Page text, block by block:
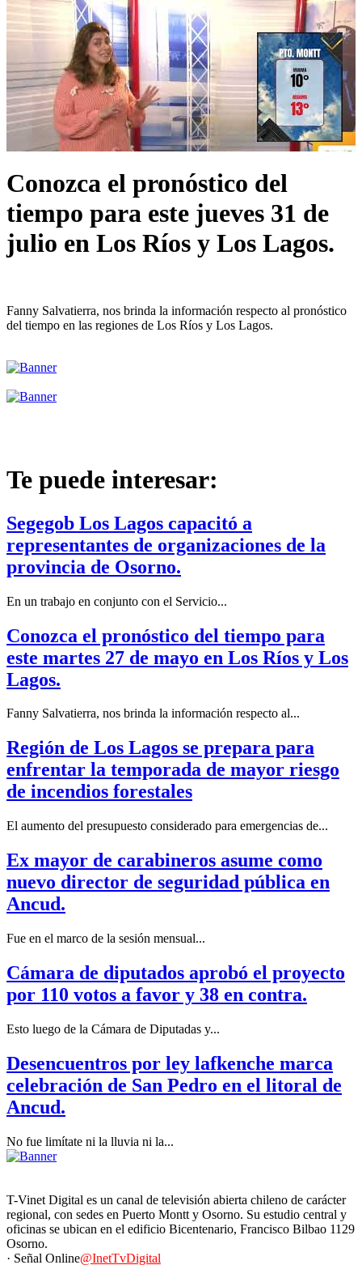
Conozca el pronóstico del
tiempo para este jueves 31 de
julio en Los Ríos y Los Lagos.
Fanny Salvatierra, nos brinda la información respecto al pronóstico
del tiempo en las regiones de Los Ríos y Los Lagos.
Te puede interesar:
Segegob Los Lagos capacitó a
representantes de organizaciones de la
provincia de Osorno.
En un trabajo en conjunto con el Servicio...
Conozca el pronóstico del tiempo para
este martes 27 de mayo en Los Ríos y Los
Lagos.
Fanny Salvatierra, nos brinda la información respecto al...
Región de Los Lagos se prepara para
enfrentar la temporada de mayor riesgo
de incendios forestales
El aumento del presupuesto considerado para emergencias de...
Ex mayor de carabineros asume como
nuevo director de seguridad pública en
Ancud.
Fue en el marco de la sesión mensual...
Cámara de diputados aprobó el proyecto
por 110 votos a favor y 38 en contra.
Esto luego de la Cámara de Diputadas y...
Desencuentros por ley lafkenche marca
celebración de San Pedro en el litoral de
Ancud.
No fue limítate ni la lluvia ni la...
T-Vinet Digital es un canal de televisión abierta chileno de carácter
regional, con sedes en Puerto Montt y Osorno. Su estudio central y
oficinas se ubican en el edificio Bicentenario, Francisco Bilbao 1129
Osorno.
· Señal Online@InetTvDigital